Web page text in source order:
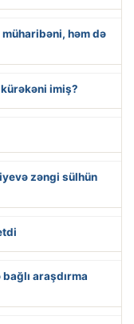
həm də
kürəkəni imiş?
zəngi sülhün
araşdırma